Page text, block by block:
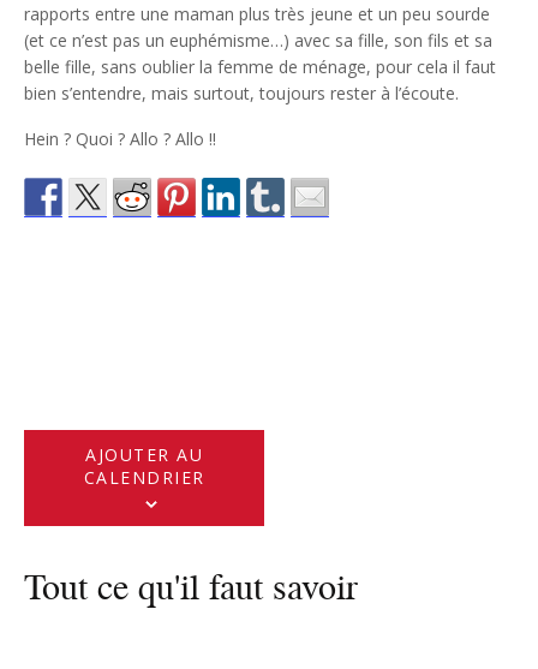
rapports entre une maman plus très jeune et un peu sourde
(et ce n’est pas un euphémisme…) avec sa fille, son fils et sa
belle fille, sans oublier la femme de ménage, pour cela il faut
bien s’entendre, mais surtout, toujours rester à l’écoute.
Hein ? Quoi ? Allo ? Allo !!
AJOUTER AU
CALENDRIER
Tout ce qu'il faut savoir